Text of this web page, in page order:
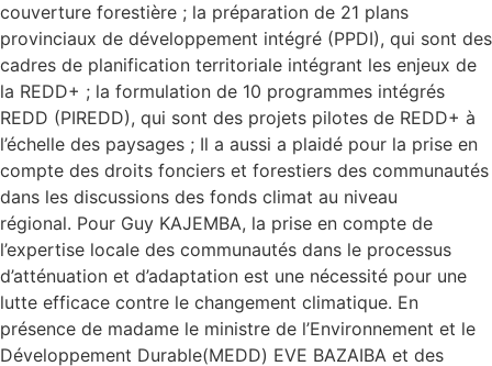
couverture forestière ; la préparation de 21 plans
provinciaux de développement intégré (PPDI), qui sont des
cadres de planification territoriale intégrant les enjeux de
la REDD+ ; la formulation de 10 programmes intégrés
REDD (PIREDD), qui sont des projets pilotes de REDD+ à
l’échelle des paysages ; Il a aussi a plaidé pour la prise en
compte des droits fonciers et forestiers des communautés
dans les discussions des fonds climat au niveau
régional. Pour Guy KAJEMBA, la prise en compte de
l’expertise locale des communautés dans le processus
d’atténuation et d’adaptation est une nécessité pour une
lutte efficace contre le changement climatique. En
présence de madame le ministre de l’Environnement et le
Développement Durable(MEDD) EVE BAZAIBA et des